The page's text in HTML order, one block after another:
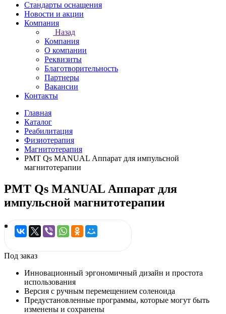
Стандарты оснащения
Новости и акции
Компания
Назад
Компания
О компании
Реквизиты
Благотворительность
Партнеры
Вакансии
Контакты
Главная
Каталог
Реабилитация
Физиотерапия
Магнитотерапия
PMT Qs MANUAL Аппарат для импульсной
магнитотерапии
PMT Qs MANUAL Аппарат для
импульсной магнитотерапии
Под заказ
Инновационный эргономичный дизайн и простота
использования
Версия с ручным перемещением соленоида
Предустановленные программы, которые могут быть
изменены и сохранены